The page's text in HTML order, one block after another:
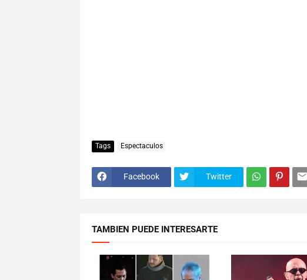
Tags Espectaculos
Facebook Twitter
TAMBIEN PUEDE INTERESARTE